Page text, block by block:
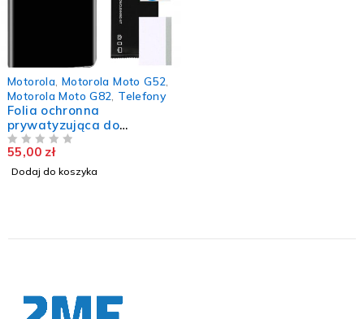
Motorola, Motorola Moto G52,
Motorola Moto G82, Telefony
Folia ochronna
prywatyzująca do
MOTOROLA MOTO G52
G82 hydrożelowa mocna
TPU
55,00 zł
Dodaj do koszyka